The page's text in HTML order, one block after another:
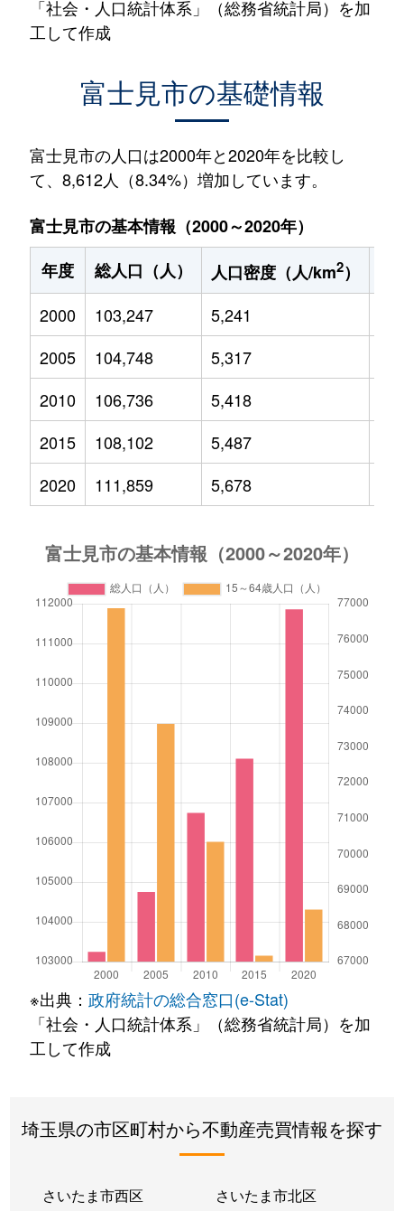
「社会・人口統計体系」（総務省統計局）を加
工して作成
富士見市の基礎情報
富士見市の人口は2000年と2020年を比較し
て、8,612人（8.34%）増加しています。
富士見市の基本情報（2000～2020年）
年度
総人口（人） 人口密度（人/km2）
2000
103,247 5,241
2005
104,748 5,317
2010
106,736 5,418
2015
108,102 5,487
2020
111,859 5,678
※出典： 政府統計の総合窓口(e-Stat)
「社会・人口統計体系」（総務省統計局）を加
工して作成
埼玉県の市区町村から不動産売買情報を探す
さいたま市西区 さいたま市北区